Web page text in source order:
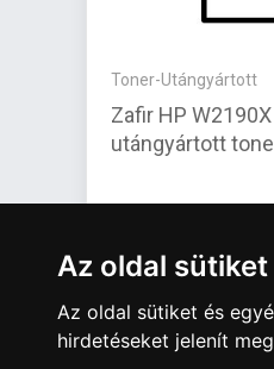
Az oldal
Az oldal sütiket és
hirdetéseket jelenít
Toner-Utángyártott
Zafir HP
utángyártott